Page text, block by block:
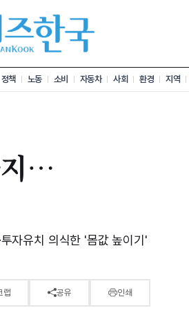
정책 노동 소비 자동차 사회 환경 지역
지…
자유치 의식한 '몸값 높이기'
랩 공유 인쇄